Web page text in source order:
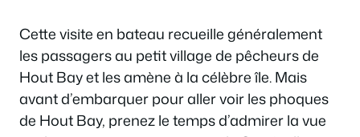
Cette visite en bateau recueille généralement
les passagers au petit village de pêcheurs de
Hout Bay et les amène à la célèbre île. Mais
avant d’embarquer pour aller voir les phoques
de Hout Bay, prenez le temps d’admirer la vue